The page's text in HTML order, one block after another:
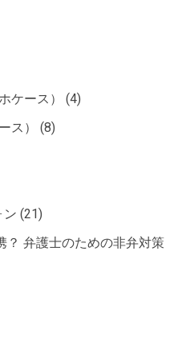
ケース）
(4)
ス）
(8)
ン (21)
？ 弁護士のための非弁対策